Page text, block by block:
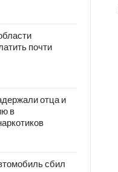
почти
отца и
в
сбил